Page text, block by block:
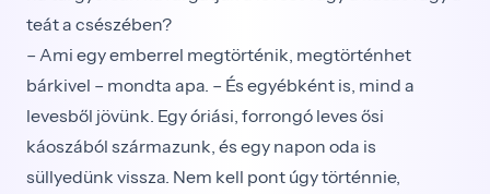
teát a csészében?
– Ami egy emberrel megtörténik, megtörténhet
bárkivel – mondta apa. – És egyébként is, mind a
levesből jövünk. Egy óriási, forrongó leves ősi
káoszából származunk, és egy napon oda is
süllyedünk vissza. Nem kell pont úgy történnie,